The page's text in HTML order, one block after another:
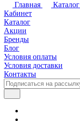
Главная
Каталог
Кабинет
Каталог
Акции
Бренды
Блог
Условия оплаты
Условия доставки
Контакты